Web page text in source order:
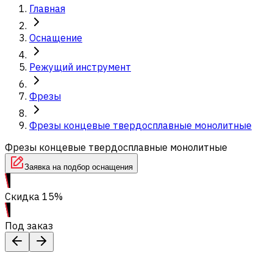
Главная
Оснащение
Режущий инструмент
Фрезы
Фрезы концевые твердосплавные монолитные
Фрезы концевые твердосплавные монолитные
Заявка на подбор оснащения
Скидка 15%
Под заказ